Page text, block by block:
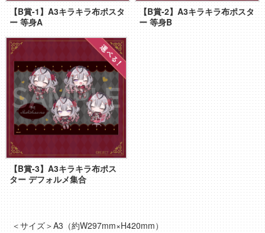
【B賞-1】A3キラキラ布ポスタ
ー 等身A
【B賞-2】A3キラキラ布ポスタ
ー 等身B
【B賞-3】A3キラキラ布ポス
ター デフォルメ集合
＜サイズ＞A3（約W297mm×H420mm）